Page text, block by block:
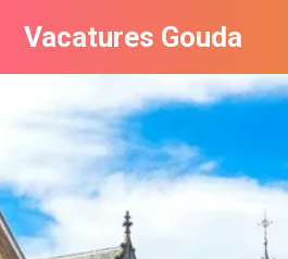
Vacatures Gouda
Vacatures per bedrijf in Gouda
De populairste vacatures in Gouda